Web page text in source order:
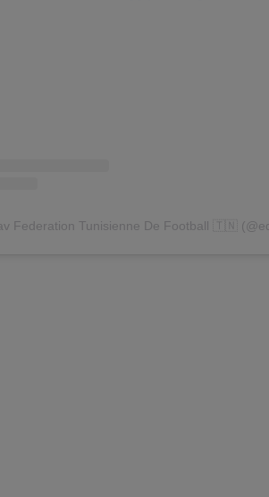
Federation Tunisienne De Football 🇹🇳